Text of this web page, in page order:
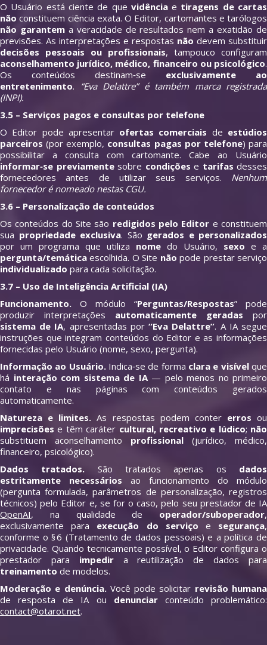
O Usuário está ciente de que vidênciae tiragens de cartas
não constituem ciência exata. O Editor, cartomantes e tarólogos
não garantema veracidade de resultados nem a exatidão de
previsões. As interpretações e respostas não devem substituir
decisões pessoais ou profissionais, tampouco configuram
aconselhamento jurídico, médico, financeiro ou psicológico.
Os conteúdos destinam‑se exclusivamente ao
entretenimento.
“Eva Delattre” é também marca registrada
(INPI).
3.5 – Serviços pagos e consultas por telefone
O Editor pode apresentar ofertas comerciais de estúdios
parceiros (por exemplo, consultas pagas por telefone) para
possibilitar a consulta com cartomante. Cabe ao Usuário
informar‑se previamentesobre condições e tarifas desses
fornecedores antes de utilizar seus serviços. Nenhum
fornecedor é nomeado nestas CGU.
3.6 – Personalização de conteúdos
Os conteúdos do Site são redigidos pelo Editor e constituem
sua propriedade exclusiva. São gerados e personalizados
por um programa que utiliza nome do Usuário, sexo e a
pergunta/temática escolhida. O Site não pode prestar serviço
individualizado para cada solicitação.
3.7 – Uso de Inteligência Artificial (IA)
Funcionamento. O módulo “Perguntas/Respostas” pode
produzir interpretações automaticamente geradas por
sistema de IA, apresentadas por“Eva Delattre”. A IA segue
instruções que integram conteúdos do Editor e as informações
fornecidas pelo Usuário (nome, sexo, pergunta).
Informação ao Usuário.Indica‑se de forma clara e visívelque
há interação com sistema de IA— pelo menos no primeiro
contato e nas páginas com conteúdos gerados
automaticamente.
Natureza e limites. As respostas podem conter erros ou
imprecisões e têm caráter cultural, recreativo e lúdico; não
substituem aconselhamento profissional (jurídico, médico,
financeiro, psicológico).
Dados tratados. São tratados apenas os dados
estritamente necessários ao funcionamento do módulo
(pergunta formulada, parâmetros de personalização, registros
técnicos) pelo Editor e, se for o caso, pelo seu prestador de IA
OpenAI, na qualidade de operador/suboperador,
exclusivamente para execução do serviço e segurança,
conforme o § 6 (Tratamento de dados pessoais) e a política de
privacidade. Quando tecnicamente possível, o Editor configura o
prestador para impedira reutilização de dados para
treinamento de modelos.
Moderação e denúncia.Você pode solicitar revisão humana
de resposta de IA ou denunciarconteúdo problemático:
contact@otarot.net.